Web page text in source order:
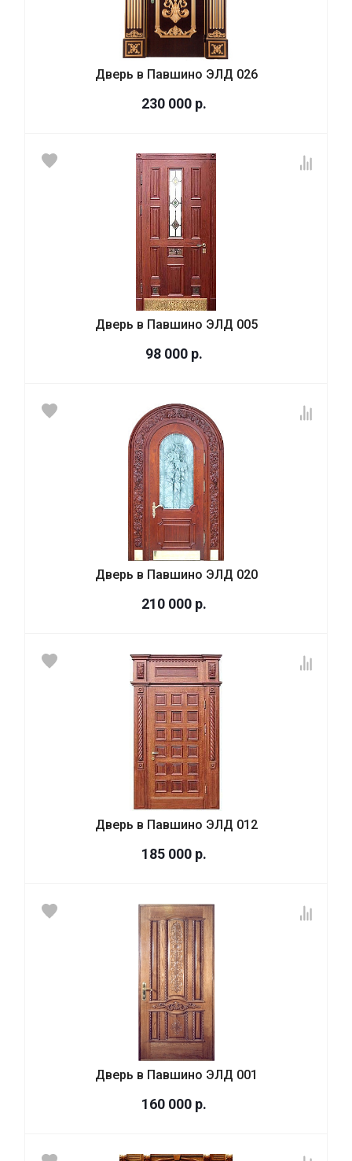
Дверь в Павшино ЭЛД 026
230 000 р.
Дверь в Павшино ЭЛД 005
98 000 р.
Дверь в Павшино ЭЛД 020
210 000 р.
Дверь в Павшино ЭЛД 012
185 000 р.
Дверь в Павшино ЭЛД 001
160 000 р.